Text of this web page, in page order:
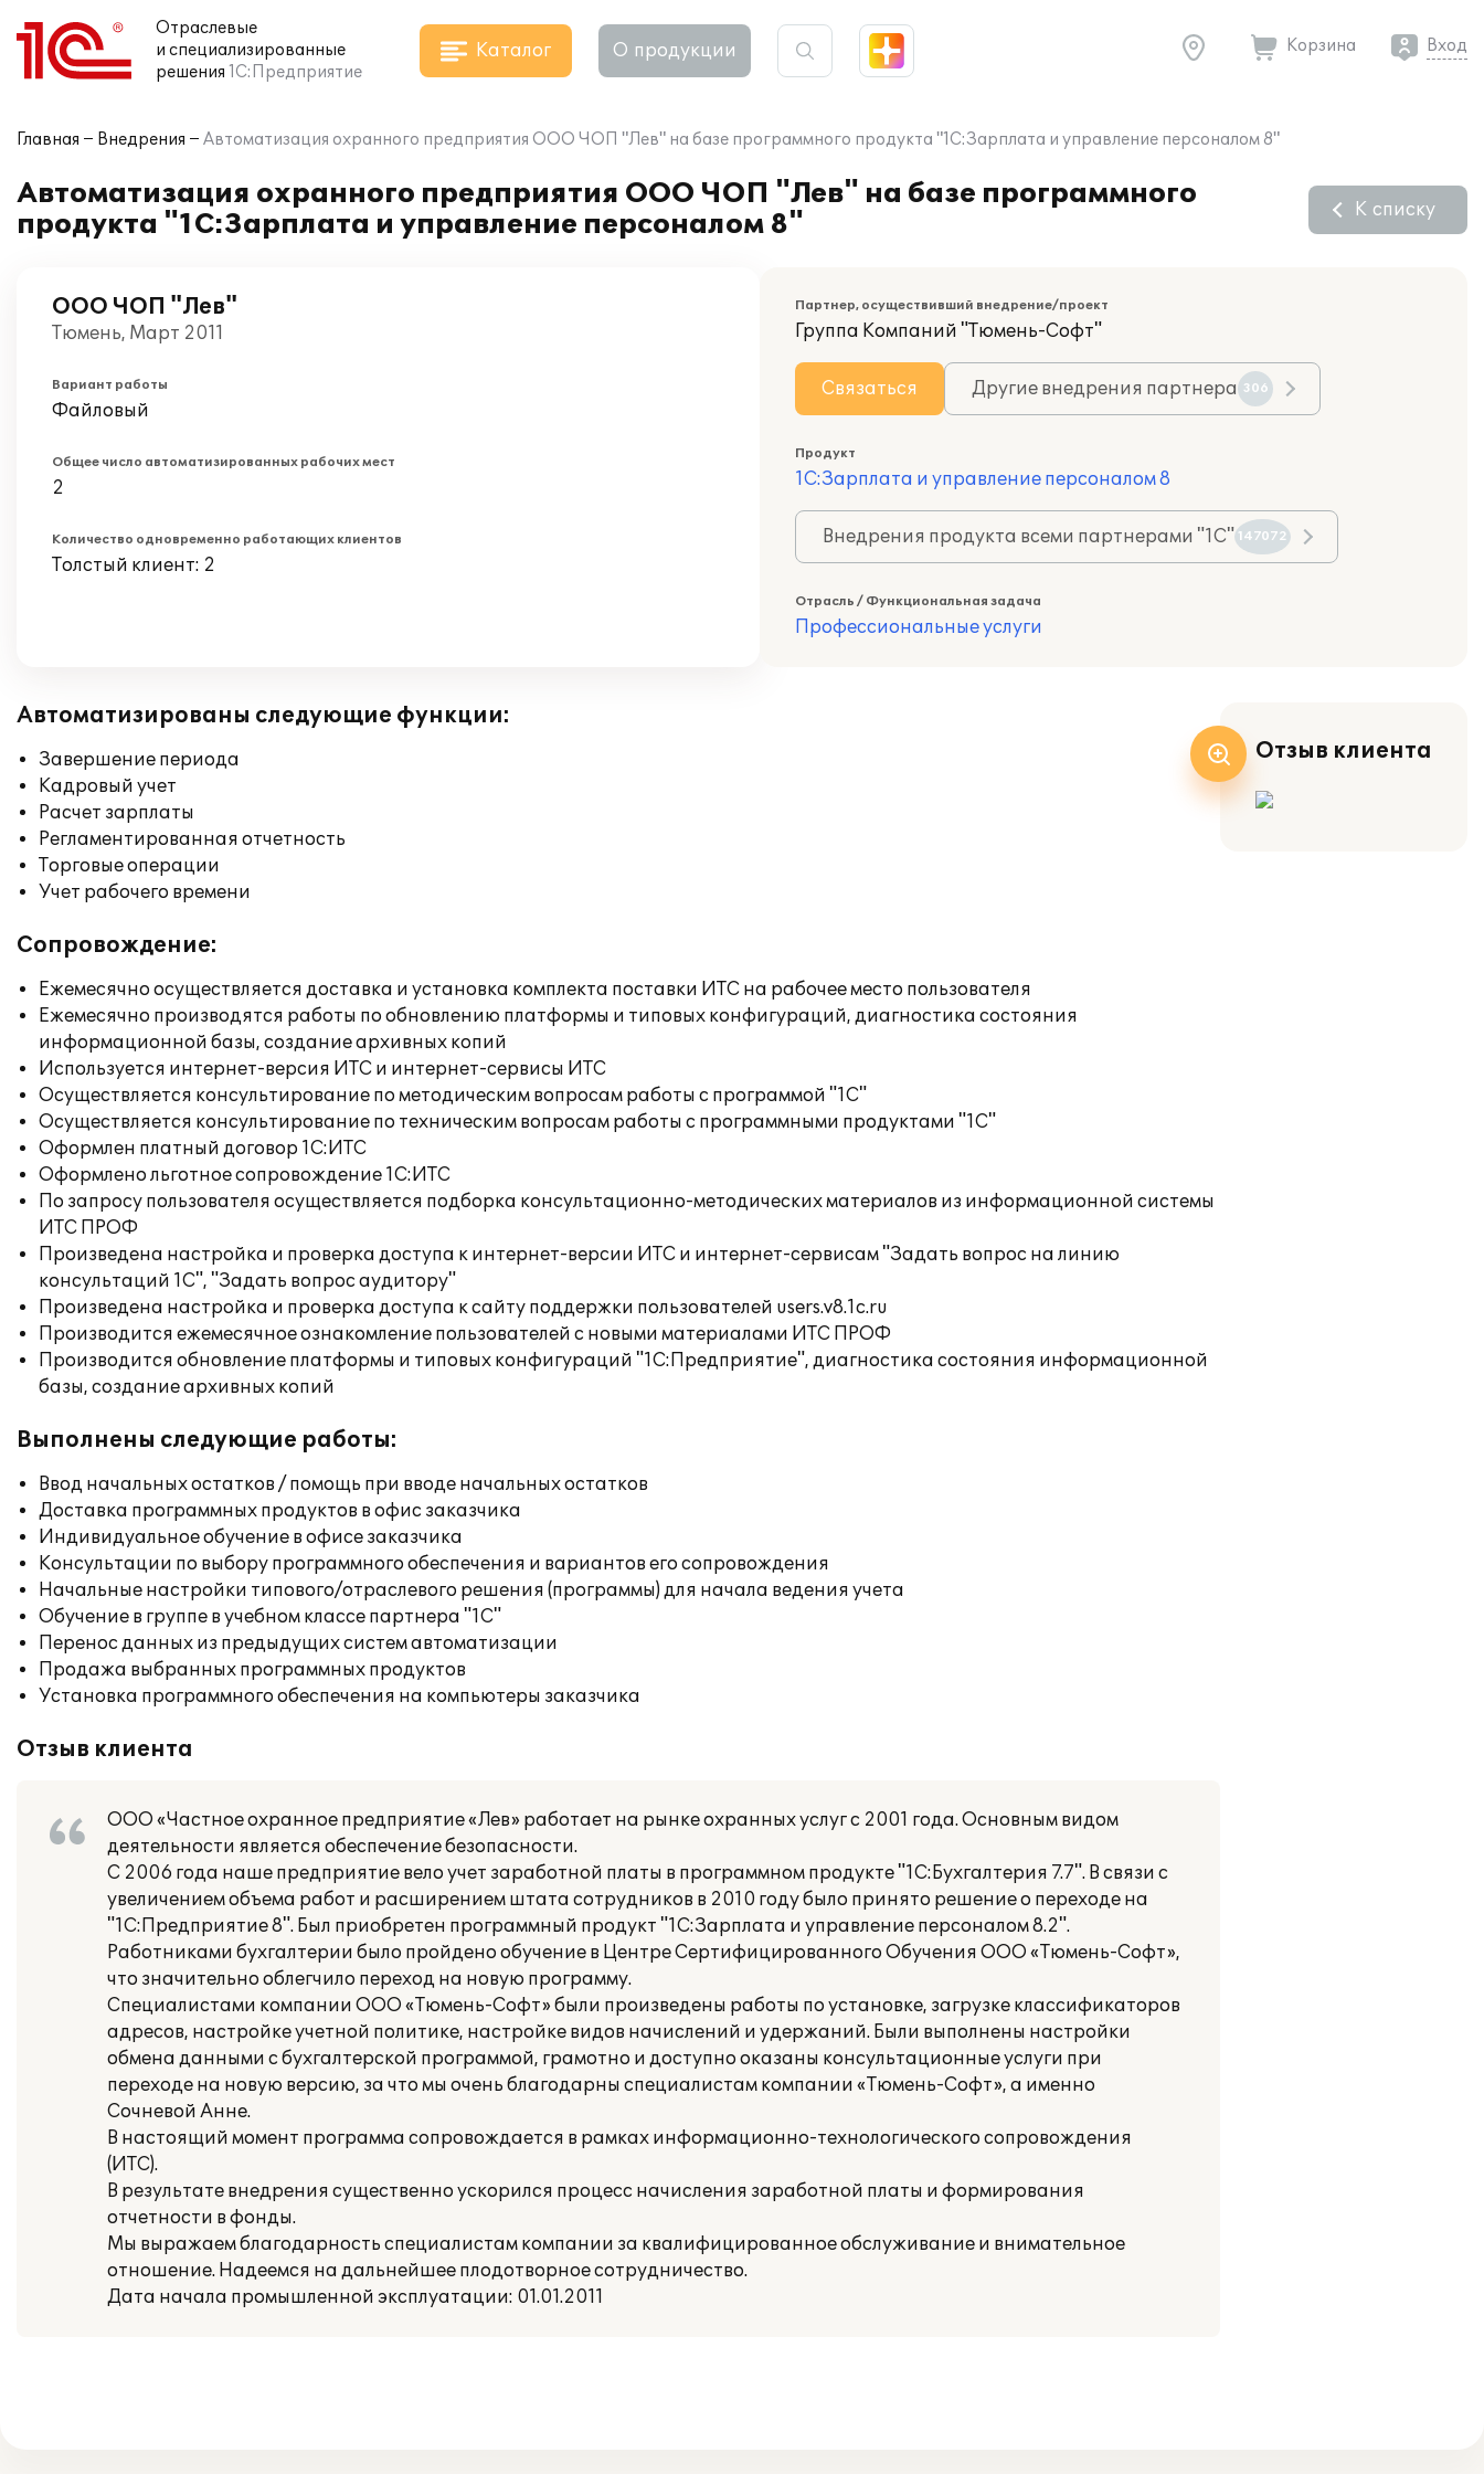
Отраслевые
и специализированные
решения 1С:Предприятие
Каталог О продукции Корзина Вход
Главная Внедрения Автоматизация охранного предприятия ООО ЧОП "Лев" на базе программного продукта "1С:Зарплата и управление персоналом 8"
Автоматизация охранного предприятия ООО ЧОП "Лев" на базе программного
продукта "1С:Зарплата и управление персоналом 8"
К списку
ООО ЧОП "Лев"
Тюмень, Март 2011
Вариант работы
Файловый
Общее число автоматизированных рабочих мест
2
Количество одновременно работающих клиентов
Толстый клиент: 2
Партнер, осуществивший внедрение/проект
Группа Компаний "Тюмень-Софт"
Связаться Другие внедрения партнера 306
Продукт
1С:Зарплата и управление персоналом 8
Внедрения продукта всеми партнерами "1С" 147072
Отрасль / Функциональная задача
Профессиональные услуги
Автоматизированы следующие функции:
Завершение периода
Кадровый учет
Расчет зарплаты
Регламентированная отчетность
Торговые операции
Учет рабочего времени
Сопровождение:
Ежемесячно осуществляется доставка и установка комплекта поставки ИТС на рабочее место пользователя
Ежемесячно производятся работы по обновлению платформы и типовых конфигураций, диагностика состояния
информационной базы, создание архивных копий
Используется интернет-версия ИТС и интернет-сервисы ИТС
Осуществляется консультирование по методическим вопросам работы с программой "1С"
Осуществляется консультирование по техническим вопросам работы с программными продуктами "1С"
Оформлен платный договор 1С:ИТС
Оформлено льготное сопровождение 1С:ИТС
По запросу пользователя осуществляется подборка консультационно-методических материалов из информационной системы
ИТС ПРОФ
Произведена настройка и проверка доступа к интернет-версии ИТС и интернет-сервисам "Задать вопрос на линию
консультаций 1С", "Задать вопрос аудитору"
Произведена настройка и проверка доступа к сайту поддержки пользователей users.v8.1c.ru
Производится ежемесячное ознакомление пользователей с новыми материалами ИТС ПРОФ
Производится обновление платформы и типовых конфигураций "1С:Предприятие", диагностика состояния информационной
базы, создание архивных копий
Выполнены следующие работы:
Ввод начальных остатков / помощь при вводе начальных остатков
Доставка программных продуктов в офис заказчика
Индивидуальное обучение в офисе заказчика
Консультации по выбору программного обеспечения и вариантов его сопровождения
Начальные настройки типового/отраслевого решения (программы) для начала ведения учета
Обучение в группе в учебном классе партнера "1С"
Перенос данных из предыдущих систем автоматизации
Продажа выбранных программных продуктов
Установка программного обеспечения на компьютеры заказчика
Отзыв клиента
ООО «Частное охранное предприятие «Лев» работает на рынке охранных услуг с 2001 года. Основным видом
деятельности является обеспечение безопасности.
С 2006 года наше предприятие вело учет заработной платы в программном продукте "1С:Бухгалтерия 7.7". В связи с
увеличением объема работ и расширением штата сотрудников в 2010 году было принято решение о переходе на
"1С:Предприятие 8". Был приобретен программный продукт "1С:Зарплата и управление персоналом 8.2".
Работниками бухгалтерии было пройдено обучение в Центре Сертифицированного Обучения ООО «Тюмень-Софт»,
что значительно облегчило переход на новую программу.
Специалистами компании ООО «Тюмень-Софт» были произведены работы по установке, загрузке классификаторов
адресов, настройке учетной политике, настройке видов начислений и удержаний. Были выполнены настройки
обмена данными с бухгалтерской программой, грамотно и доступно оказаны консультационные услуги при
переходе на новую версию, за что мы очень благодарны специалистам компании «Тюмень-Софт», а именно
Сочневой Анне.
В настоящий момент программа сопровождается в рамках информационно-технологического сопровождения
(ИТС).
В результате внедрения существенно ускорился процесс начисления заработной платы и формирования
отчетности в фонды.
Мы выражаем благодарность специалистам компании за квалифицированное обслуживание и внимательное
отношение. Надеемся на дальнейшее плодотворное сотрудничество.
Дата начала промышленной эксплуатации: 01.01.2011
Отзыв клиента